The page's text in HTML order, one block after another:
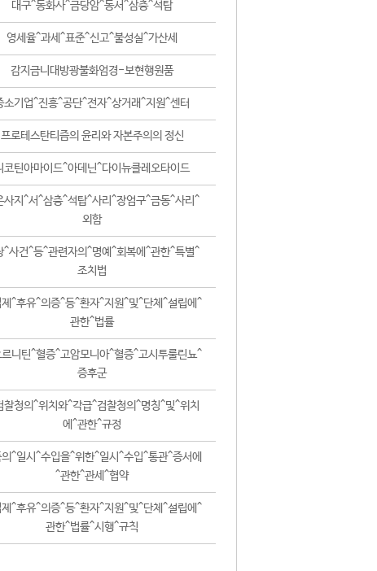
대구^동화사^금당암^동서^삼층^석탑
영세율^과세^표준^신고^불성실^가산세
감지금니대방광불화엄경-보현행원품
소기업^진흥^공단^전자^상거래^지원^센터
프로테스탄티즘의 윤리와 자본주의의 정신
코틴아마이드^아데닌^다이뉴클레오타이드
사지^서^삼층^석탑^사리^장엄구^금동^사리^
외함
^사건^등^관련자의^명예^회복에^관한^특별^
조치법
^후유^의증^등^환자^지원^및^단체^설립에^
관한^법률
니틴^혈증^고암모니아^혈증^고시투룰린뇨^
증후군
찰청의^위치와^각급^검찰청의^명칭^및^위치
에^관한^규정
^일시^수입을^위한^일시^수입^통관^증서에
^관한^관세^협약
^후유^의증^등^환자^지원^및^단체^설립에^
관한^법률^시행^규칙